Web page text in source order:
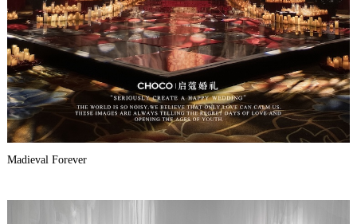
Madieval Forever